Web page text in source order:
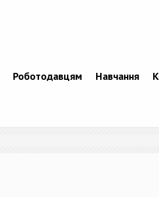
Роботодавцям Навчання